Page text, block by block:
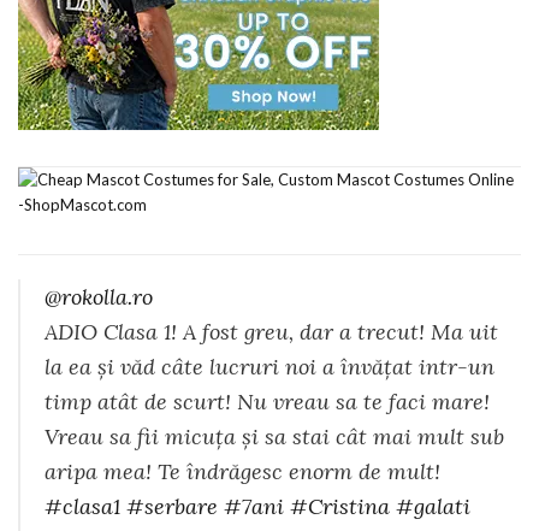
@rokolla.ro
ADIO Clasa 1! A fost greu, dar a trecut! Ma uit
la ea și văd câte lucruri noi a învățat intr-un
timp atât de scurt! Nu vreau sa te faci mare!
Vreau sa fii micuța și sa stai cât mai mult sub
aripa mea! Te îndrăgesc enorm de mult!
#clasa1 #serbare #7ani #Cristina #galati